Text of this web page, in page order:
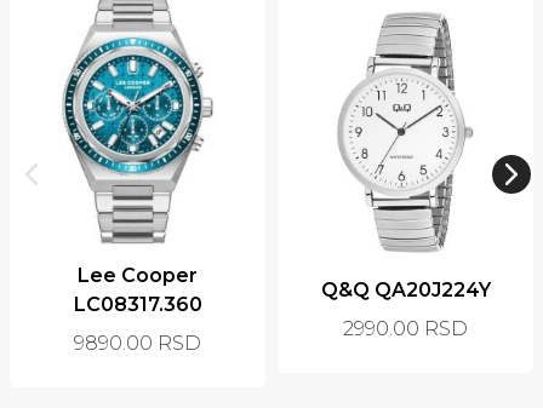
Lee Cooper
LC08317.360
9890.00 RSD
Q&Q QA20J224Y
2990.00 RSD